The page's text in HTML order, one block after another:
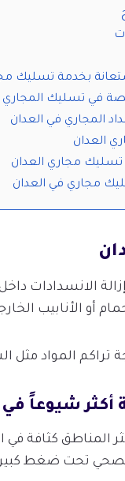
بخدمة تسليك
في تسليك المجاري
المجاري في العدان
العدان
تسليك مجاري العدان
مجاري في العدان
الانسدادات
أو الأنابيب
تراكم المواد مثل
أكثر شيوعاً في
المناطق كثافة
تحت ضغط